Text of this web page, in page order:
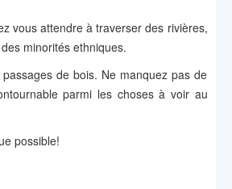
vous attendre à traverser des rivières,
minorités ethniques.
de bois. Ne manquez pas de
parmi les choses à voir au
possible!